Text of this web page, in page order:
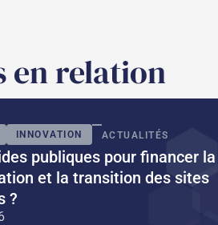
en relation
INNOVATION ACTUALITÉS
publiques pour financer la
et la transition des sites
?